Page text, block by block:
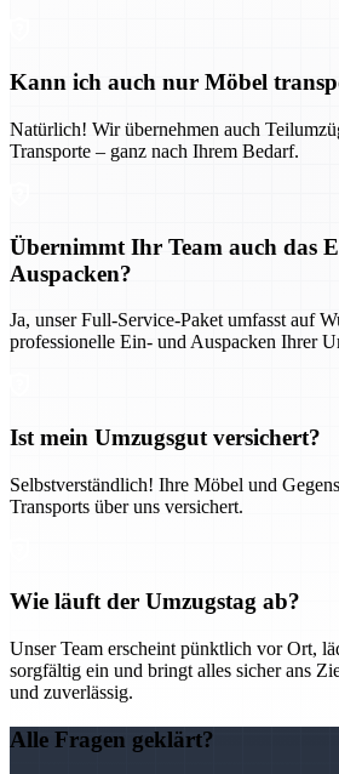
Kann ich auch nur Möbel
Natürlich! Wir übernehmen auch
Transporte – ganz nach Ihrem Bedarf.
Übernimmt Ihr Team auch das
Auspacken?
Ja, unser Full-Service-Paket umfasst auf
professionelle Ein- und Auspacken Ihrer
Ist mein Umzugsgut versichert?
Selbstverständlich! Ihre Möbel und
Transports über uns versichert.
Wie läuft der Umzugstag ab?
Unser Team erscheint pünktlich vor Ort,
sorgfältig ein und bringt alles sicher ans
und zuverlässig.
Alle Fragen geklärt?